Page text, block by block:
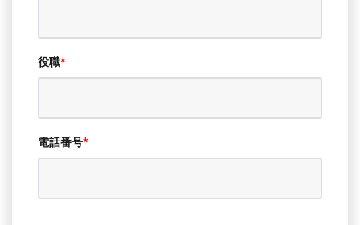
役職*
電話番号*